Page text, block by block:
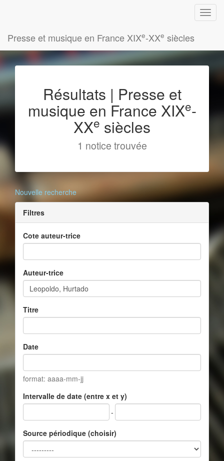
Presse et musique en France XIXe-XXe siècles
Résultats | Presse et
musique en France XIXe-
XXe siècles
1 notice trouvée
Nouvelle recherche
Filtres
Cote auteur-trice
Auteur-trice
Titre
Date
format: aaaa-mm-jj
Intervalle de date (entre x et y)
-
Source périodique (choisir)